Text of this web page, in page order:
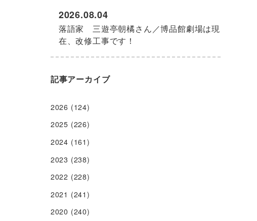
落語家 三遊亭朝橘さん／博品館劇場は現
在、改修工事です！
2026.08.04
記事アーカイブ
2026 (124)
2025 (226)
2024 (161)
2023 (238)
2022 (228)
2021 (241)
2020 (240)